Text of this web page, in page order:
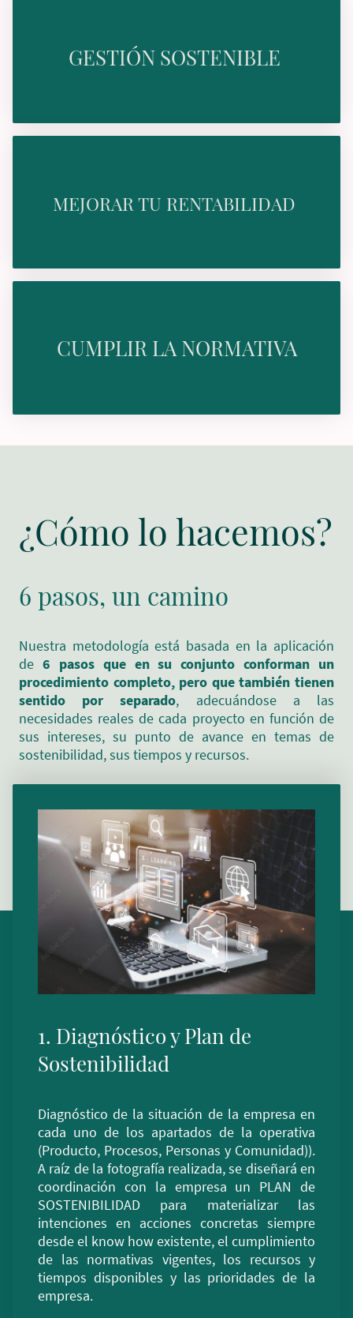
GESTIÓN SOSTENIBLE
MEJORAR TU RENTABILIDAD
CUMPLIR LA NORMATIVA
¿Cómo lo hacemos?
6 pasos, un camino
Nuestra metodología está basada en la aplicación
de 6 pasos que en su conjunto conforman un
procedimiento completo, pero que también tienen
sentido por separado, adecuándose a las
necesidades reales de cada proyecto en función de
sus intereses, su punto de avance en temas de
sostenibilidad, sus tiempos y recursos.
LOREM IPSUM
1. Diagnóstico y Plan de
Sostenibilidad
Diagnóstico de la situación de la empresa en
cada uno de los apartados de la operativa
(Producto, Procesos, Personas y Comunidad)).
A raíz de la fotografía realizada, se diseñará en
coordinación con la empresa un PLAN de
SOSTENIBILIDAD para materializar las
intenciones en acciones concretas siempre
desde el know how existente, el cumplimiento
de las normativas vigentes, los recursos y
tiempos disponibles y las prioridades de la
empresa.